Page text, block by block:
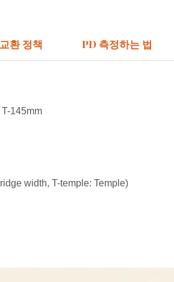
환 정책 PD 측정하는 법
145mm
width, T-temple: Temple)